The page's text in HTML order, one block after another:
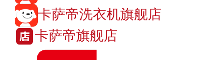
卡萨帝洗衣机旗舰店
卡萨帝旗舰店